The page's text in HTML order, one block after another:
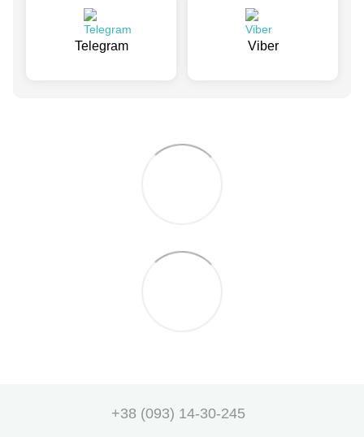
Telegram Viber
+38 (093) 14-30-245